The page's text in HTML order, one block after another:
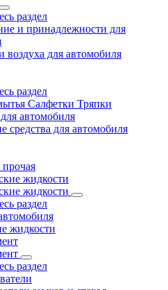
раздел
и принадлежности для
воздуха для автомобиля
раздел
Салфетки Тряпки
автомобиля
для автомобиля
жидкости
жидкости
раздел
жидкости
раздел